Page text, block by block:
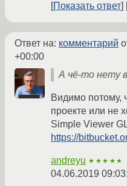
Показать ответ
Ответ на: комментарий
+00:00
А чё-то нету
Видимо потому,
проекте или не
Simple Viewer
https://
andreyu ★★★★★
04.06.2019